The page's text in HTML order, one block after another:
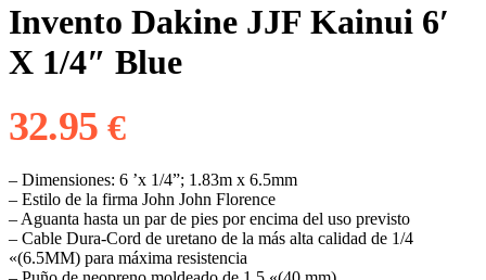
Invento Dakine JJF Kainui 6′
X 1/4″ Blue
32.95€
– Dimensiones: 6 ’x 1/4”; 1.83m x 6.5mm
– Estilo de la firma John John Florence
– Aguanta hasta un par de pies por encima del uso previsto
– Cable Dura-Cord de uretano de la más alta calidad de 1/4
«(6.5MM) para máxima resistencia